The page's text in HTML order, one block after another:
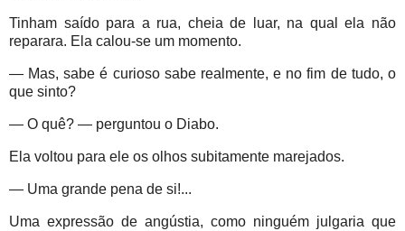
Tinham saído para a rua, cheia de luar, na qual ela não
reparara. Ela calou-se um momento.
— Mas, sabe é curioso sabe realmente, e no fim de tudo, o
que sinto?
— O quê? — perguntou o Diabo.
Ela voltou para ele os olhos subitamente marejados.
— Uma grande pena de si!...
Uma expressão de angústia, como ninguém julgaria que